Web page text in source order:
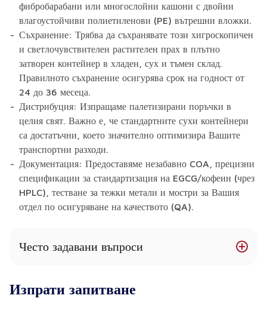
фибробарабани или многослойни кашони с двойни
влагоустойчиви полиетиленови (PE) вътрешни вложки.
Съхранение: Трябва да съхранявате този хигроскопичен
и светлочувствителен растителен прах в плътно
затворен контейнер в хладен, сух и тъмен склад.
Правилното съхранение осигурява срок на годност от
24 до 36 месеца.
Дистрибуция: Изпращаме палетизирани поръчки в
целия свят. Важно е, че стандартните сухи контейнери
са достатъчни, което значително оптимизира Вашите
транспортни разходи.
Документация: Предоставяме незабавно COA, прецизни
спецификации за стандартизация на EGCG/кофеин (чрез
HPLC), тестване за тежки метали и мостри за Вашия
отдел по осигуряване на качеството (QA).
Често задавани въпроси
полифеноли, катехините и EGCG?
Изпрати запитване